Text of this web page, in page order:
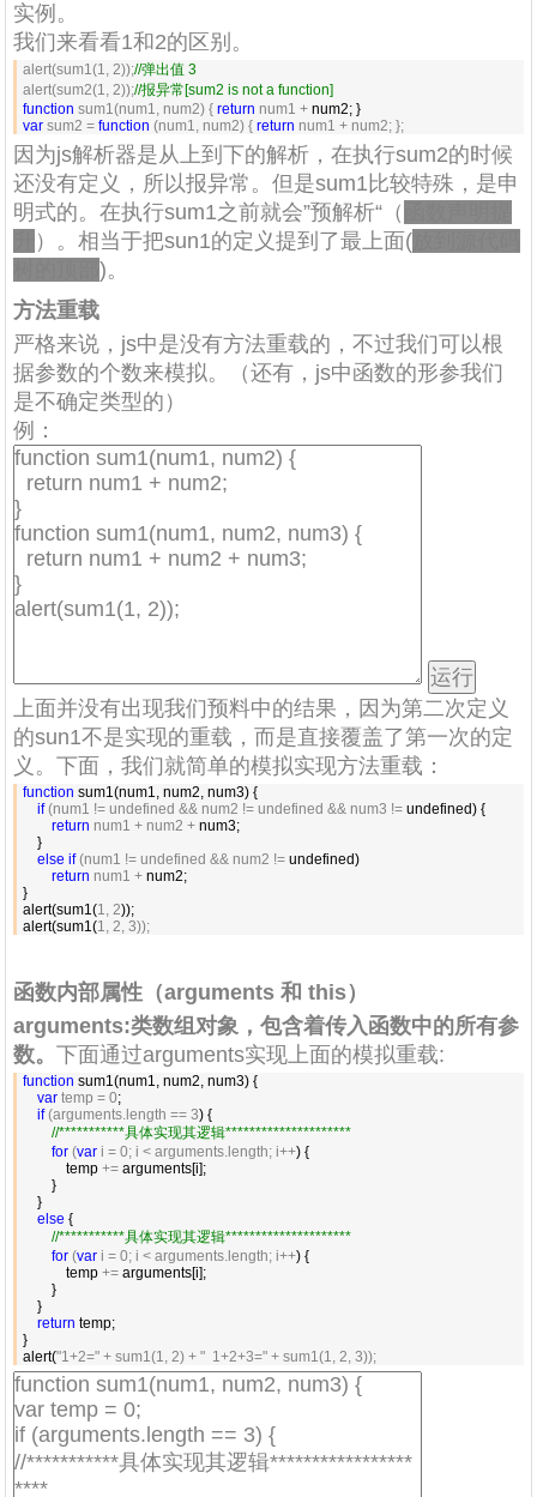
实例。
我们来看看1和2的区别。
alert(sum1(1, 2));//弹出值 3
alert(sum2(1, 2));//报异常[sum2 is not a function]
function sum1(num1, num2) { return num1 +
var sum2 = function (num1, num2) { return num1 + num2; };
因为js解析器是从上到下的解析，在执行sum2的时候
还没有定义，所以报异常。但是sum1比较特殊，是申
明式的。在执行sum1之前就会”预解析“（
）。相当于把sun1的定义提到了最上面(
树的顶部)。
方法重载
严格来说，js中是没有方法重载的，不过我们可以根
据参数的个数来模拟。（还有，js中函数的形参我们
是不确定类型的）
例：
上面并没有出现我们预料中的结果，因为第二次定义
的sun1不是实现的重载，而是直接覆盖了第一次的定
义。下面，我们就简单的模拟实现方法重载：
function sum1(num1, num2, num3) {
if (num1 != undefined && num2 != undefined && num3 != undefined) {
return num1 + num2 + num3;
    }
else if (num1 != undefined && num2 != undefined)
return num1 + num2;
}
alert(sum1(1, 2));
alert(sum1(1, 2, 3));
函数内部属性（arguments 和 this）
arguments:类数组对象，包含着传入函数中的所有参
数。下面通过arguments实现上面的模拟重载:
function sum1(num1, num2, num3) {
var temp = 0;
if (arguments.length == 3) {
//***********具体实现其逻辑*********************
for (var i = 0; i < arguments.length; i++) {
            temp
+= arguments[i];
        }
    }
else {
//***********具体实现其逻辑*********************
for (var i = 0; i < arguments.length; i++) {
            temp
+= arguments[i];
        }
    }
return temp;
}
alert("1+2=" + sum1(1, 2) + "  1+2+3=" + sum1(1, 2, 3));